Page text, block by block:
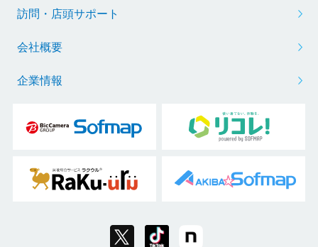
訪問・店頭サポート
会社概要
企業情報